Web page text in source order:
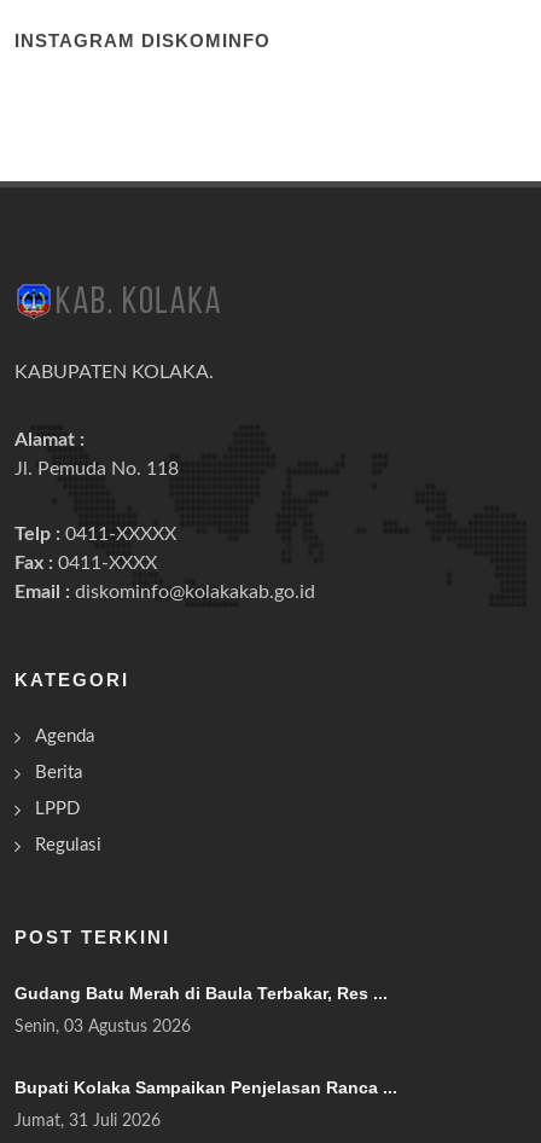
INSTAGRAM DISKOMINFO
KABUPATEN KOLAKA.
Alamat :
Jl. Pemuda No. 118
Telp : 0411-XXXXX
Fax : 0411-XXXX
Email : diskominfo@kolakakab.go.id
KATEGORI
Agenda
Berita
LPPD
Regulasi
POST TERKINI
Gudang Batu Merah di Baula Terbakar, Res ...
Senin, 03 Agustus 2026
Bupati Kolaka Sampaikan Penjelasan Ranca ...
Jumat, 31 Juli 2026